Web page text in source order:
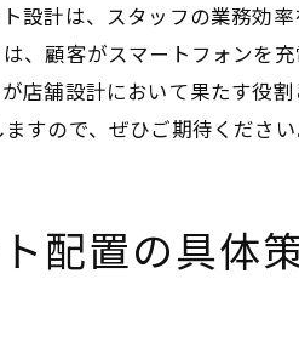
クニック
ント
設計は、スタッフの業務効
、顧客がスマートフォンを
店舗設計において果たす役
すので、ぜひご期待ください
配置の具体